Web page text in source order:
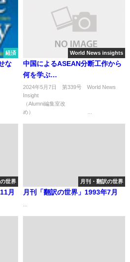
経済
な
World News insights
中国によるASEAN分断工作から
何を学ぶ
か
2024年5月7日 第339号 World News
Insight
（Alumni編集室改
め） ...
世界
月
月刊・翻訳の世界
月刊「翻訳の世界」1993年7月